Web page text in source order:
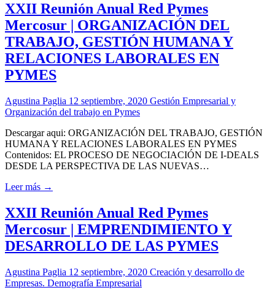
XXII Reunión Anual Red Pymes
Mercosur | ORGANIZACIÓN DEL
TRABAJO, GESTIÓN HUMANA Y
RELACIONES LABORALES EN
PYMES
Agustina Paglia 12 septiembre, 2020 Gestión Empresarial y
Organización del trabajo en Pymes
Descargar aqui: ORGANIZACIÓN DEL TRABAJO, GESTIÓN
HUMANA Y RELACIONES LABORALES EN PYMES
Contenidos: EL PROCESO DE NEGOCIACIÓN DE I-DEALS
DESDE LA PERSPECTIVA DE LAS NUEVAS…
Leer más →
XXII Reunión Anual Red Pymes
Mercosur | EMPRENDIMIENTO Y
DESARROLLO DE LAS PYMES
Agustina Paglia 12 septiembre, 2020 Creación y desarrollo de
Empresas. Demografía Empresarial